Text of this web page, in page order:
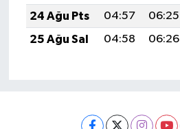
24 Ağu Pts
04:57 06:25
25 Ağu Sal
04:58 06:26